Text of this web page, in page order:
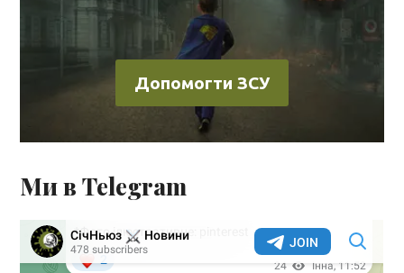
Допомогти ЗСУ
Ми в Telegram